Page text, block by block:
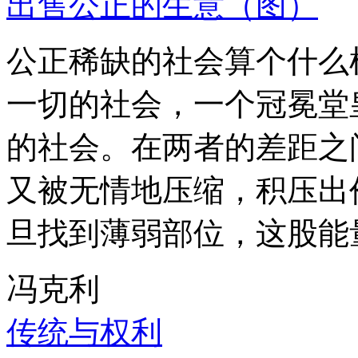
公正稀缺的社会算个什
一切的社会，一个冠冕
的社会。在两者的差距
又被无情地压缩，积压
旦找到薄弱部位，这股
冯克利
传统与权利